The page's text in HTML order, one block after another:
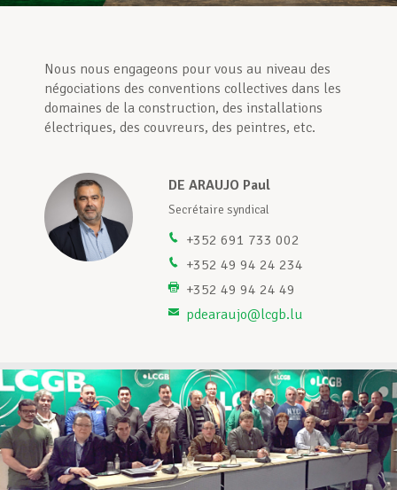
Assistance au Travail
Vos droits
Développement professionnel
Devenir Membre
Nous nous engageons pour vous au niveau des
négociations des conventions collectives dans les
domaines de la construction, des installations
électriques, des couvreurs, des peintres, etc.
DE ARAUJO Paul
Secrétaire syndical
+352 691 733 002
+352 49 94 24 234
+352 49 94 24 49
pdearaujo@lcgb.lu